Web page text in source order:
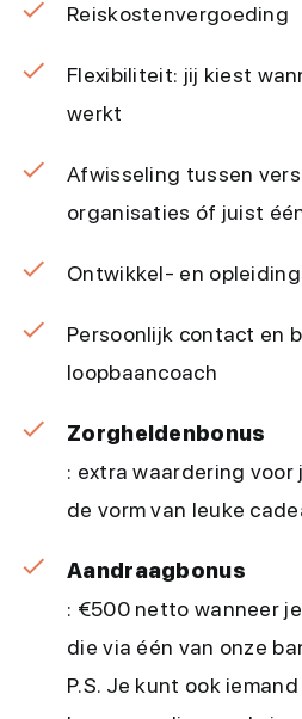
Reiskostenvergoeding
Flexibiliteit: jij kiest
werkt
Afwisseling tussen
organisaties óf juist
Ontwikkel- en
Persoonlijk contact en
loopbaancoach
Zorgheldenbonus
: extra waardering voor
de vorm van leuke
Aandraagbonus
: €500 netto wanneer
die via één van onze
P.S. Je kunt ook